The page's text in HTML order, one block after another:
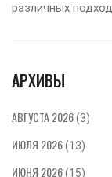
различных
использовать
лучше понимать
позволяющих
АРХИВЫ
АВГУСТА 2026(3)
ИЮЛЯ 2026(13)
ИЮНЯ 2026(15)